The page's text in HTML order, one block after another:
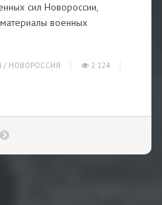
сил Новороссии,
военных
/ НОВОРОССИЯ
2 124